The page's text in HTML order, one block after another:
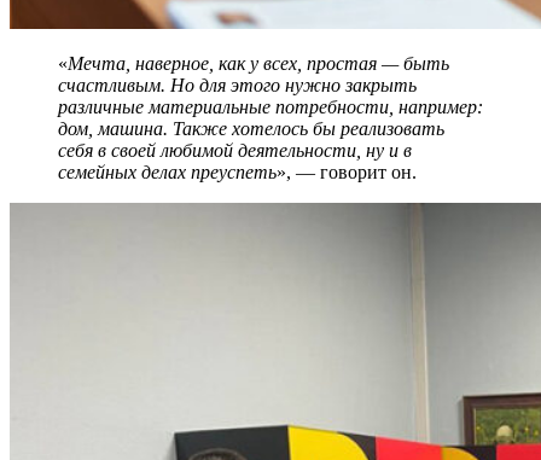
«Мечта, наверное, как у всех, простая — быть
счастливым. Но для этого нужно закрыть
различные материальные потребности, например:
дом, машина. Также хотелось бы реализовать
себя в своей любимой деятельности, ну и в
семейных делах преуспеть», — говорит он.